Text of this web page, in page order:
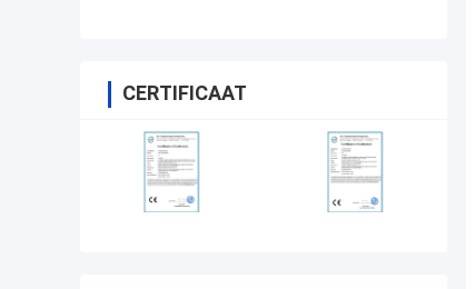
CERTIFICAAT